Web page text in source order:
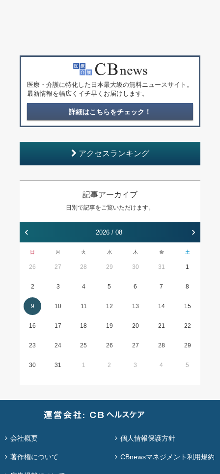
医療・介護に特化した日本最大級の無料ニュースサイト。
最新情報を幅広くイチ早くお届けします。
詳細はこちらをチェック！
アクセスランキング
記事アーカイブ
日別で記事をご覧いただけます。
‹ 2026 / 08 ›
日 月 火 水 木 金 土
26 27 28 29 30 31 1
2 3 4 5 6 7 8
9 10 11 12 13 14 15
16 17 18 19 20 21 22
23 24 25 26 27 28 29
30 31 1 2 3 4 5
会社概要 個人情報保護方針
著作権について CBnewsマネジメント利用規約